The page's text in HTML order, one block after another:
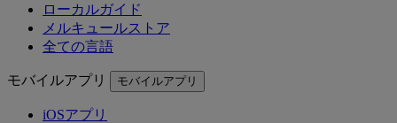
ローカルガイド
メルキュールストア
全ての言語
モバイルアプリ モバイルアプリ
iOSアプリ